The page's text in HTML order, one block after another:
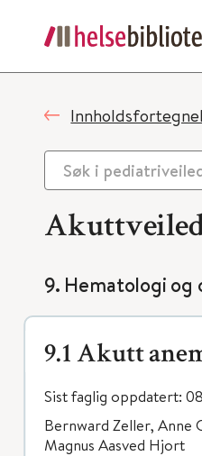
9. Hematologi og
9.1 Akutt
Sist faglig oppdatert:
Bernward Zeller, Anne
Magnus Aasved Hjort